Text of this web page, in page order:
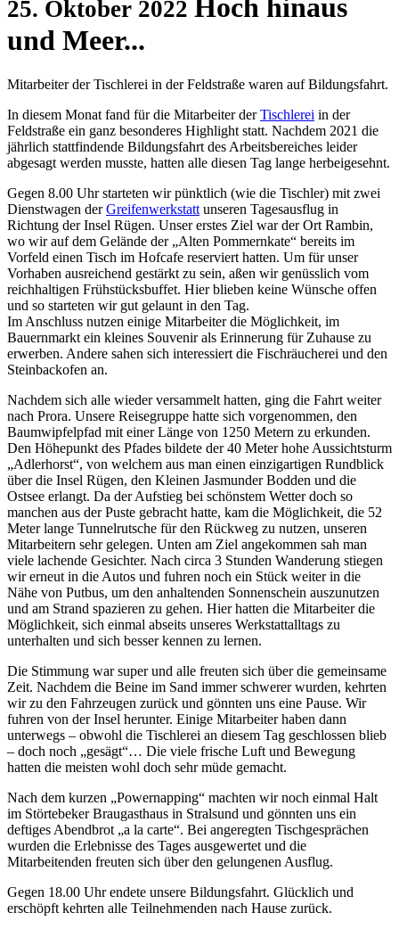
25. Oktober 2022 Hoch hinaus
und Meer...
Mitarbeiter der Tischlerei in der Feldstraße waren auf Bildungsfahrt.
In diesem Monat fand für die Mitarbeiter derTischlerei in der
Feldstraße ein ganz besonderes Highlight statt. Nachdem 2021 die
jährlich stattfindende Bildungsfahrt des Arbeitsbereiches leider
abgesagt werden musste, hatten alle diesen Tag lange herbeigesehnt.
Gegen 8.00 Uhr starteten wir pünktlich (wie die Tischler) mit zwei
Dienstwagen derGreifenwerkstatt unseren Tagesausflug in
Richtung der Insel Rügen. Unser erstes Ziel war der Ort Rambin,
wo wir auf dem Gelände der „Alten Pommernkate“ bereits im
Vorfeld einen Tisch im Hofcafe reserviert hatten. Um für unser
Vorhaben ausreichend gestärkt zu sein, aßen wir genüsslich vom
reichhaltigen Frühstücksbuffet. Hier blieben keine Wünsche offen
und so starteten wir gut gelaunt in den Tag.
Im Anschluss nutzen einige Mitarbeiter die Möglichkeit, im
Bauernmarkt ein kleines Souvenir als Erinnerung für Zuhause zu
erwerben. Andere sahen sich interessiert die Fischräucherei und den
Steinbackofen an.
Nachdem sich alle wieder versammelt hatten, ging die Fahrt weiter
nach Prora. Unsere Reisegruppe hatte sich vorgenommen, den
Baumwipfelpfad mit einer Länge von 1250 Metern zu erkunden.
Den Höhepunkt des Pfades bildete der 40 Meter hohe Aussichtsturm
„Adlerhorst“, von welchem aus man einen einzigartigen Rundblick
über die Insel Rügen, den Kleinen Jasmunder Bodden und die
Ostsee erlangt. Da der Aufstieg bei schönstem Wetter doch so
manchen aus der Puste gebracht hatte, kam die Möglichkeit, die 52
Meter lange Tunnelrutsche für den Rückweg zu nutzen, unseren
Mitarbeitern sehr gelegen. Unten am Ziel angekommen sah man
viele lachende Gesichter. Nach circa 3 Stunden Wanderung stiegen
wir erneut in die Autos und fuhren noch ein Stück weiter in die
Nähe von Putbus, um den anhaltenden Sonnenschein auszunutzen
und am Strand spazieren zu gehen. Hier hatten die Mitarbeiter die
Möglichkeit, sich einmal abseits unseres Werkstattalltags zu
unterhalten und sich besser kennen zu lernen.
Die Stimmung war super und alle freuten sich über die gemeinsame
Zeit. Nachdem die Beine im Sand immer schwerer wurden, kehrten
wir zu den Fahrzeugen zurück und gönnten uns eine Pause. Wir
fuhren von der Insel herunter. Einige Mitarbeiter haben dann
unterwegs – obwohl die Tischlerei an diesem Tag geschlossen blieb
– doch noch „gesägt“… Die viele frische Luft und Bewegung
hatten die meisten wohl doch sehr müde gemacht.
Nach dem kurzen „Powernapping“ machten wir noch einmal Halt
im Störtebeker Braugasthaus in Stralsund und gönnten uns ein
deftiges Abendbrot „a la carte“. Bei angeregten Tischgesprächen
wurden die Erlebnisse des Tages ausgewertet und die
Mitarbeitenden freuten sich über den gelungenen Ausflug.
Gegen 18.00 Uhr endete unsere Bildungsfahrt. Glücklich und
erschöpft kehrten alle Teilnehmenden nach Hause zurück.